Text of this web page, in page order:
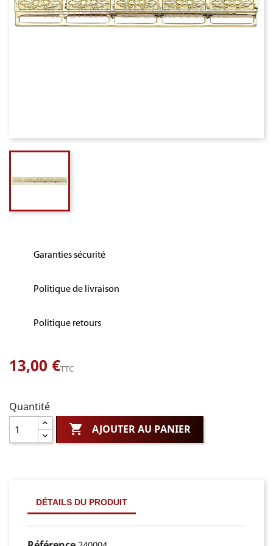
Garanties sécurité
Politique de livraison
Politique retours
13,00 €TTC
Quantité
 AJOUTER AU PANIER
DÉTAILS DU PRODUIT